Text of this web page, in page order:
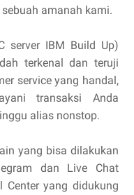
amanah kami.
server IBM Build Up)
terkenal dan teruji
service yang handal,
transaksi Anda
alias nonstop.
yang bisa dilakukan
dan Live Chat
Center yang didukung